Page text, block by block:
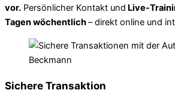
vor. Persönlicher Kontakt und Live-
Tagen wöchentlich– direkt online und
Sichere Transaktion